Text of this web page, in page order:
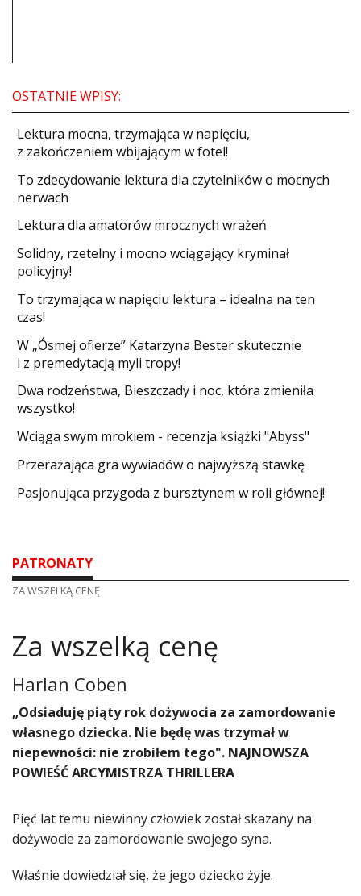
OSTATNIE WPISY:
​Lektura mocna, trzymająca w napięciu,
z zakończeniem wbijającym w fotel!
​To zdecydowanie lektura dla czytelników o mocnych
nerwach
Lektura dla amatorów mrocznych wrażeń
Solidny, rzetelny i mocno wciągający kryminał
policyjny!
​To trzymająca w napięciu lektura – idealna na ten
czas!
W „Ósmej ofierze” Katarzyna Bester skutecznie
i z premedytacją myli tropy!
Dwa rodzeństwa, Bieszczady i noc, która zmieniła
wszystko!
Wciąga swym mrokiem - recenzja książki "Abyss"
​Przerażająca gra wywiadów o najwyższą stawkę
Pasjonująca przygoda z bursztynem w roli głównej!
PATRONATY
ZA WSZELKĄ CENĘ
Za wszelką cenę
Harlan Coben
„Odsiaduję piąty rok dożywocia za zamordowanie
własnego dziecka. Nie będę was trzymał w
niepewności: nie zrobiłem tego". NAJNOWSZA
POWIEŚĆ ARCYMISTRZA THRILLERA
Pięć lat temu niewinny człowiek został skazany na
dożywocie za zamordowanie swojego syna.
Właśnie dowiedział się, że jego dziecko żyje.